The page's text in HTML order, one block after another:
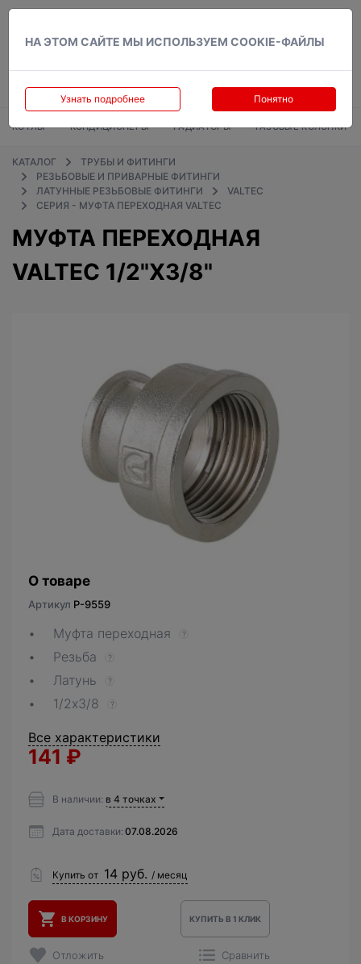
НА ЭТОМ САЙТЕ МЫ ИСПОЛЬЗУЕМ COOKIE-ФАЙЛЫ
Узнать подробнее Понятно
КОТЛЫ КОНДИЦИОНЕРЫ РАДИАТОРЫ ГАЗОВЫЕ КОЛОНКИ
КАТАЛОГ
ТРУБЫ И ФИТИНГИ
РЕЗЬБОВЫЕ И ПРИВАРНЫЕ ФИТИНГИ
ЛАТУННЫЕ РЕЗЬБОВЫЕ ФИТИНГИ
VALTEC
СЕРИЯ - МУФТА ПЕРЕХОДНАЯ VALTEC
МУФТА ПЕРЕХОДНАЯ
VALTEC 1/2"Х3/8"
О товаре
Артикул P-9559
Муфта переходная ?
Резьба ?
Латунь ?
1/2х3/8 ?
Все характеристики
141 ₽
В наличии: в 4 точках
Дата доставки: 07.08.2026
Купить от 14 руб. / месяц
В КОРЗИНУ КУПИТЬ В 1 КЛИК
Отложить Сравнить